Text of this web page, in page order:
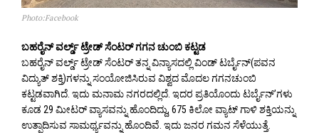
Photo:Facebook
ಬಹರೈನ್ ವರ್ಲ್ಡ್ ಟ್ರೇಡ್ ಸೆಂಟರ್ ಗಗನ ಚುಂಬಿ ಕಟ್ಟಡ
ಬಹರೈನ್ ವರ್ಲ್ಡ್ ಟ್ರೇಡ್ ಸೆಂಟರ್ ತನ್ನ ವಿನ್ಯಾಸದಲ್ಲಿ ವಿಂಡ್ ಟರ್ಬೈನ್‌(ಪವನ
ವಿದ್ಯುತ್ ಶಕ್ತಿ)ಗಳನ್ನು ಸಂಯೋಜಿಸಿರುವ ವಿಶ್ವದ ಮೊದಲ ಗಗನಚುಂಬಿ
ಕಟ್ಟಡವಾಗಿದೆ. ಇದು ಮನಾಮ ನಗರದಲ್ಲಿದೆ. ಇದರ ಪ್ರತಿಯೊಂದು ಟರ್ಬೈನ್’ಗಳು
ಕೂಡ 29 ಮೀಟರ್ ವ್ಯಾಸವನ್ನು ಹೊಂದಿದ್ದು, 675 ಕಿಲೋ ವ್ಯಾಟ್ ಗಾಳಿ ಶಕ್ತಿಯನ್ನು
ಉತ್ಪಾದಿಸುವ ಸಾಮರ್ಥ್ಯವನ್ನು ಹೊಂದಿವೆ. ಇದು ಜನರ ಗಮನ ಸೆಳೆಯುತ್ತೆ.